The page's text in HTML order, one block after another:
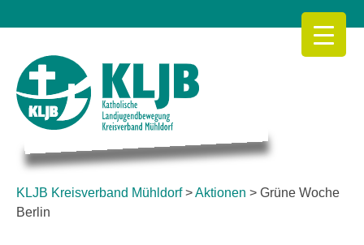
to
KLJB Kreisverband Mühldorf>Aktionen > Grüne Woche
Berlin